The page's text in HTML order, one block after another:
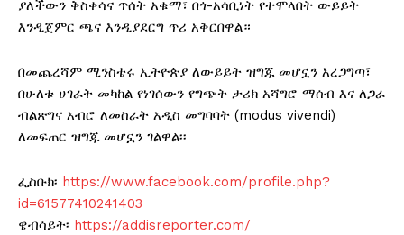
ያለችውን ቅስቀሳና ጥሰት አቁማ፣ በጎ-አሳቢነት የተሞላበት ውይይት
እንዲጀምር ጫና እንዲያደርግ ጥሪ አቅርበዋል።
በመጨረሻም ሚንስቴሩ ኢትዮጵያ ለውይይት ዝግጁ መሆኗን አረጋግጣ፣
በሁለቱ ሀገራት መካከል የነገሰውን የግጭት ታሪክ አሻግሮ ማሰብ እና ለጋራ
ብልጽግና አብሮ ለመስራት አዲስ መግባባት (modus vivendi)
ለመፍጠር ዝግጁ መሆኗን ገልዋል፡፡
ፌስቡክ፡ https://www.facebook.com/profile.php?
id=61577410241403
ዌብሳይት፡ https://addisreporter.com/